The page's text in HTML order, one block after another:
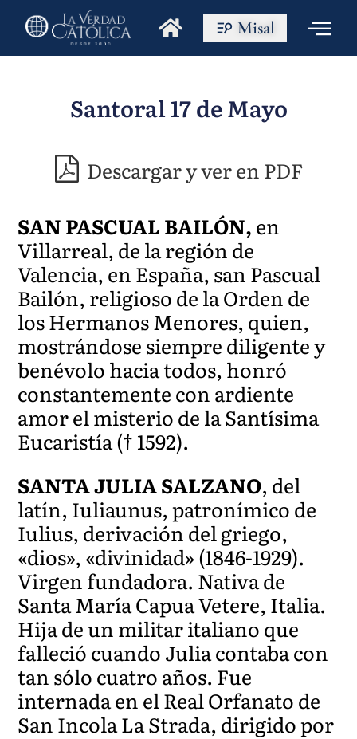
Misal
Santoral 17 de Mayo
Descargar y ver en PDF
SAN PASCUAL BAILÓN,en
Villarreal, de la región de
Valencia, en España, san Pascual
Bailón, religioso de la Orden de
los Hermanos Menores, quien,
mostrándose siempre diligente y
benévolo hacia todos, honró
constantemente con ardiente
amor el misterio de la Santísima
Eucaristía († 1592).
SANTA JULIA SALZANO, del
latín, Iuliaunus, patronímico de
Iulius, derivación del griego,
«dios», «divinidad» (1846-1929).
Virgen fundadora. Nativa de
Santa María Capua Vetere, Italia.
Hija de un militar italiano que
falleció cuando Julia contaba con
tan sólo cuatro años. Fue
internada en el Real Orfanato de
San Incola La Strada, dirigido por